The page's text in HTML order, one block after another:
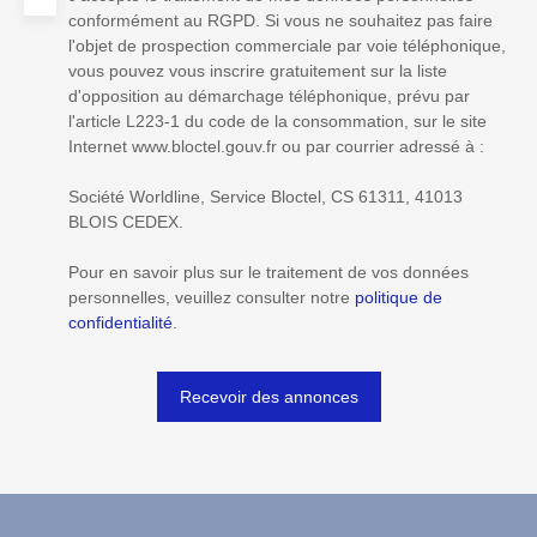
conformément au RGPD. Si vous ne souhaitez pas faire
l'objet de prospection commerciale par voie téléphonique,
vous pouvez vous inscrire gratuitement sur la liste
d'opposition au démarchage téléphonique, prévu par
l'article L223-1 du code de la consommation, sur le site
Internet www.bloctel.gouv.fr ou par courrier adressé à :
Société Worldline, Service Bloctel, CS 61311, 41013
BLOIS CEDEX.
Pour en savoir plus sur le traitement de vos données
personnelles, veuillez consulter notre politique de
confidentialité
Recevoir des annonces